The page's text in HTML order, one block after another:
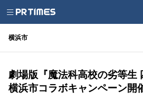
横浜市
劇場版『魔法科高校の劣等生
横浜市コラボキャンペーン開